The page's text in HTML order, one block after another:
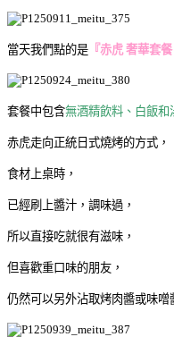
當天我們點的是 『赤虎 奢華套
套餐中包含無酒精飲料、白飯和
赤虎走向正統日式燒烤的方式，
食材上桌時，
已經刷上醬汁，調味過，
所以直接吃就很有滋味，
但喜歡重口味的朋友，
仍然可以另外沾取烤肉醬或味噌